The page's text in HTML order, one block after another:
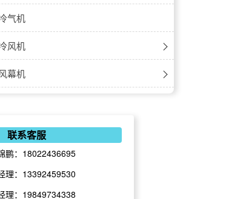
联系客服
鹏：18022436695
理：13392459530
理：19849734338
管机
式空调
温型
花式
管式
式
内机
内机
内机
外机
气机
风机
机
量
幕机
机
量款
调
密空调